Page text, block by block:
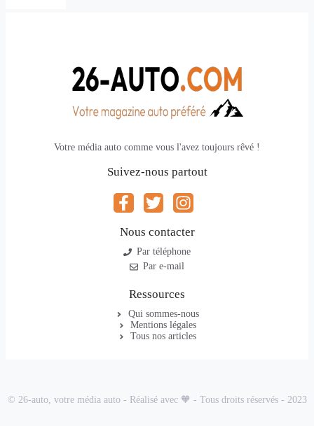
Votre média auto comme vous l'avez toujours rêvé !
Suivez-nous partout
Nous contacter
Par téléphone
Par e-mail
Ressources
Qui sommes-nous
Mentions légales
Tous nos articles
© 26-auto, votre média auto - Réalisé avec 🧡 - Tous droits réservés - 2023